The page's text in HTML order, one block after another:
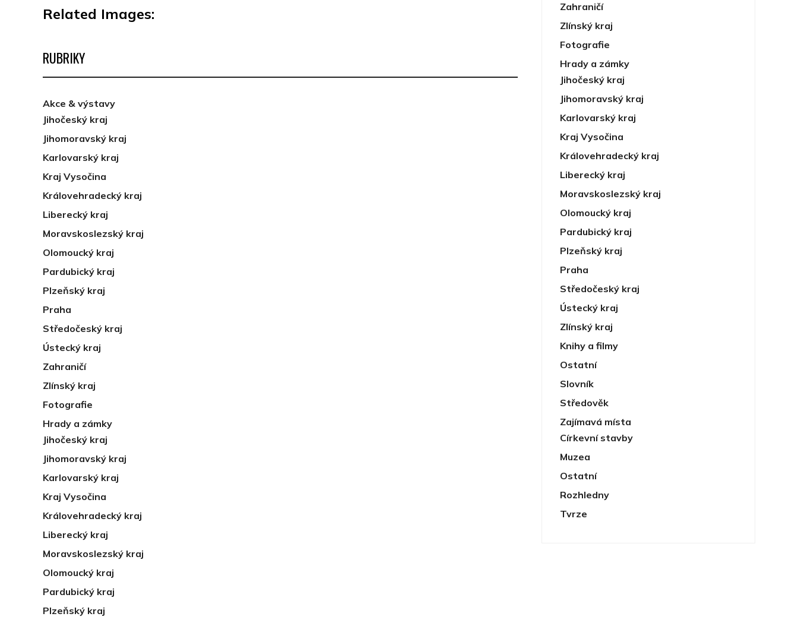
Related Images:
RUBRIKY
Akce & výstavy
Jihočeský kraj
Jihomoravský kraj
Karlovarský kraj
Kraj Vysočina
Královehradecký kraj
Liberecký kraj
Moravskoslezský kraj
Olomoucký kraj
Pardubický kraj
Plzeňský kraj
Praha
Středočeský kraj
Ústecký kraj
Zahraničí
Zlínský kraj
Fotografie
Hrady a zámky
Jihočeský kraj
Jihomoravský kraj
Karlovarský kraj
Kraj Vysočina
Královehradecký kraj
Liberecký kraj
Moravskoslezský kraj
Olomoucký kraj
Pardubický kraj
Plzeňský kraj
Zahraničí
Zlínský kraj
Fotografie
Hrady a zámky
Jihočeský kraj
Jihomoravský kraj
Karlovarský kraj
Kraj Vysočina
Královehradecký kraj
Liberecký kraj
Moravskoslezský kraj
Olomoucký kraj
Pardubický kraj
Plzeňský kraj
Praha
Středočeský kraj
Ústecký kraj
Zlínský kraj
Knihy a filmy
Ostatní
Slovník
Středověk
Zajímavá místa
Církevní stavby
Muzea
Ostatní
Rozhledny
Tvrze